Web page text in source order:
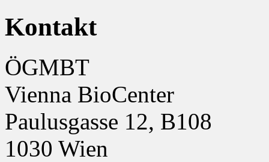
Kontakt
ÖGMBT
Vienna BioCenter
Paulusgasse 12, B108
1030 Wien